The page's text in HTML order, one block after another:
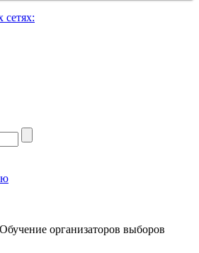
Обучение организаторов выборов